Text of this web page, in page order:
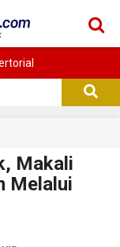
Makali
Melalui